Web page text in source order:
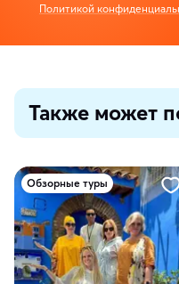
Политикой
Также может
Обзорные туры